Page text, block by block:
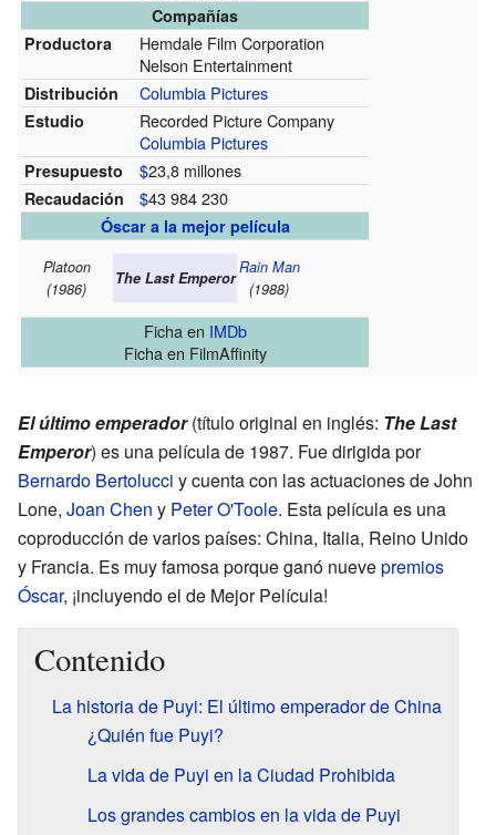
Compañías
Productora
Hemdale Film Corporation
Nelson Entertainment
Distribución Columbia Pictures
Estudio
Recorded Picture Company
Columbia Pictures
Presupuesto $23,8 millones
Recaudación $43 984 230
Óscar a la mejor película
Platoon
(1986)
The Last Emperor
Rain Man
(1988)
Ficha en IMDb
Ficha en FilmAffinity
El último emperador(título original en inglés: The Last
Emperor) es una película de 1987. Fue dirigida por
Bernardo Bertolucci y cuenta con las actuaciones de John
Lone, Joan Chen y Peter O'Toole. Esta película es una
coproducción de varios países: China, Italia, Reino Unido
y Francia. Es muy famosa porque ganó nuevepremios
Óscar, ¡incluyendo el de Mejor Película!
Contenido
La historia de Puyi: El último emperador de China
¿Quién fue Puyi?
La vida de Puyi en la Ciudad Prohibida
Los grandes cambios en la vida de Puyi